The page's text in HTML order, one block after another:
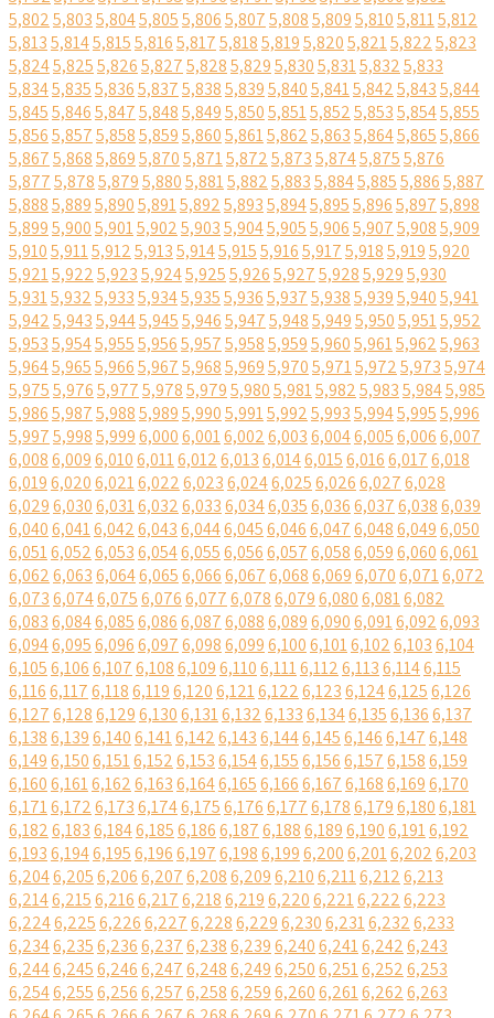
5,8025,8035,8045,8055,8065,8075,8085,8095,8105,8115,812
5,8135,8145,8155,8165,8175,8185,8195,8205,8215,8225,823
5,8245,8255,8265,8275,8285,8295,8305,8315,8325,833
5,8345,8355,8365,8375,8385,8395,8405,8415,8425,8435,844
5,8455,8465,8475,8485,8495,8505,8515,8525,8535,8545,855
5,8565,8575,8585,8595,8605,8615,8625,8635,8645,8655,866
5,8675,8685,8695,8705,8715,8725,8735,8745,8755,876
5,8775,8785,8795,8805,8815,8825,8835,8845,8855,8865,887
5,8885,8895,8905,8915,8925,8935,8945,8955,8965,8975,898
5,8995,9005,9015,9025,9035,9045,9055,9065,9075,9085,909
5,9105,9115,9125,9135,9145,9155,9165,9175,9185,9195,920
5,9215,9225,9235,9245,9255,9265,9275,9285,9295,930
5,9315,9325,9335,9345,9355,9365,9375,9385,9395,9405,941
5,9425,9435,9445,9455,9465,9475,9485,9495,9505,9515,952
5,9535,9545,9555,9565,9575,9585,9595,9605,9615,9625,963
5,9645,9655,9665,9675,9685,9695,9705,9715,9725,9735,974
5,9755,9765,9775,9785,9795,9805,9815,9825,9835,9845,985
5,9865,9875,9885,9895,9905,9915,9925,9935,9945,9955,996
5,9975,9985,9996,0006,0016,0026,0036,0046,0056,0066,007
6,0086,0096,0106,0116,0126,0136,0146,0156,0166,0176,018
6,0196,0206,0216,0226,0236,0246,0256,0266,0276,028
6,0296,0306,0316,0326,0336,0346,0356,0366,0376,0386,039
6,0406,0416,0426,0436,0446,0456,0466,0476,0486,0496,050
6,0516,0526,0536,0546,0556,0566,0576,0586,0596,0606,061
6,0626,0636,0646,0656,0666,0676,0686,0696,0706,0716,072
6,0736,0746,0756,0766,0776,0786,0796,0806,0816,082
6,0836,0846,0856,0866,0876,0886,0896,0906,0916,0926,093
6,0946,0956,0966,0976,0986,0996,1006,1016,1026,1036,104
6,1056,1066,1076,1086,1096,1106,1116,1126,1136,1146,115
6,1166,1176,1186,1196,1206,1216,1226,1236,1246,1256,126
6,1276,1286,1296,1306,1316,1326,1336,1346,1356,1366,137
6,1386,1396,1406,1416,1426,1436,1446,1456,1466,1476,148
6,1496,1506,1516,1526,1536,1546,1556,1566,1576,1586,159
6,1606,1616,1626,1636,1646,1656,1666,1676,1686,1696,170
6,1716,1726,1736,1746,1756,1766,1776,1786,1796,1806,181
6,1826,1836,1846,1856,1866,1876,1886,1896,1906,1916,192
6,1936,1946,1956,1966,1976,1986,1996,2006,2016,2026,203
6,2046,2056,2066,2076,2086,2096,2106,2116,2126,213
6,2146,2156,2166,2176,2186,2196,2206,2216,2226,223
6,2246,2256,2266,2276,2286,2296,2306,2316,2326,233
6,2346,2356,2366,2376,2386,2396,2406,2416,2426,243
6,2446,2456,2466,2476,2486,2496,2506,2516,2526,253
6,2546,2556,2566,2576,2586,2596,2606,2616,2626,263